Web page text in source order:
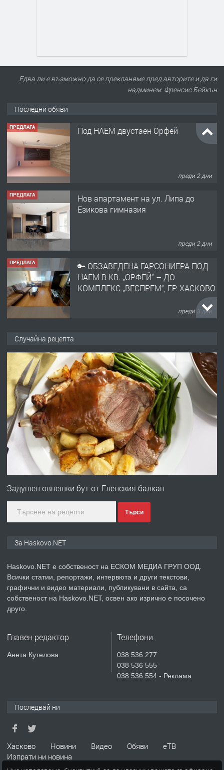
Едва ли е възможно да се прекланяме пред авторите и да ги
надминем. Френсис Бейкън
Последни обяви
ПРЕДЛАГА
ПРЕДЛАГА
Езикова гимназия
ПРЕДЛАГА
НАЕМ В КВ. „ОРФЕЙ“ – ДО
КОМПЛЕКС „ВЕСПРЕМ“, ГР. ХАСКОВО
преди 3 дни
ПРЕДЛАГА
ХАСКОВО
преди 4 дни
ПРЕДЛАГА Давам гараж под наем
ПРЕДЛАГА
№4120 Магазин/Офис под наем в кв.
Любен Каравелов, Хасково-близо до
ПРЕДЛАГА
ПРОСТОРЕН ТРИСТАЕН
преди 5 дни
ПРЕДЛАГА
Продавам парцел в гр. Хасково кв.
Хисаря до ток, вода,канализация,
ПРЕДЛАГА СГЛОБЯВАНЕ НА МЕБЕЛИ.
ПРЕДЛАГА
Училищни, гр. Хасково.
Случайна рецепта
Задушен овнешки бут от Еленския балкан
Търси
За Haskovo.NET
Haskovo.NET е собственост на ЕСКОМ МЕДИА ГРУП ООД.
Всички статии, репортажи, интервюта и други текстови,
графични и видео материали, публикувани в сайта, са
собственост на Haskovo.NET, освен ако изрично е посочено
друго.
Главен редактор
Анета Кутелова
Телефони
038 536 277
038 536 555
038 536 554 - Реклама
Последвай ни
Хасково Новини Видео Обяви
еТВ
Изпрати ни новина